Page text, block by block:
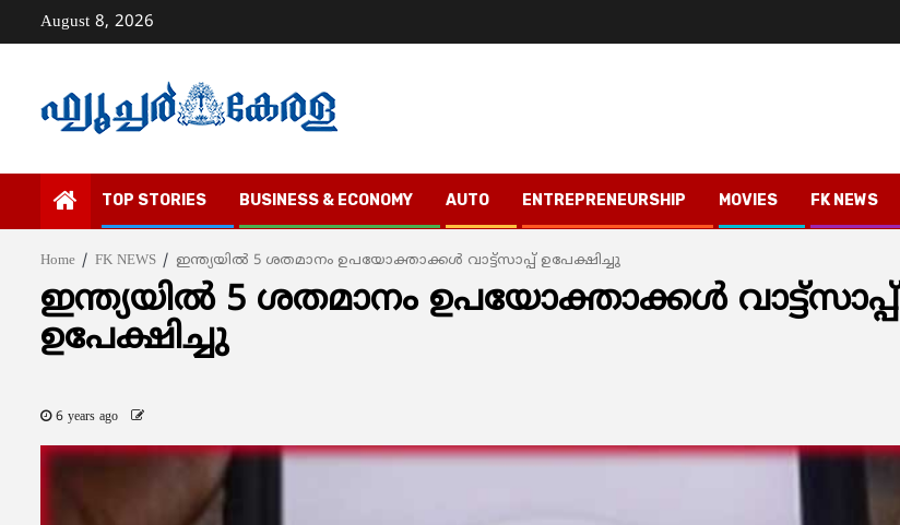
August 8, 2026
TOP STORIES BUSINESS & ECONOMY AUTO ENTREPRENEURSHIP MOVIES FK NEWS
Home FK NEWS ഇന്ത്യയില്‍ 5 ശതമാനം ഉപയോക്താക്കള്‍ വാട്ട്‌സാപ്പ് ഉപേക്ഷിച്ചു
ഇന്ത്യയില്‍ 5 ശതമാനം ഉപയോക്താക്കള്‍ വാട്ട്‌സാപ്പ്
ഉപേക്ഷിച്ചു
6 years ago